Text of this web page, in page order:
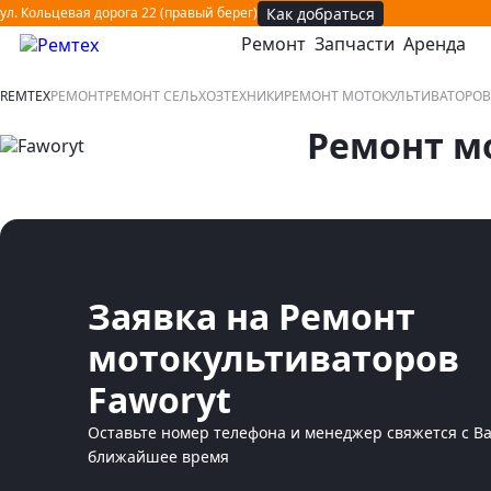
ул. Кольцевая дорога 22 (правый берег) Как добраться
открыть или закрыть навигационное меню
Ремонт Запчасти Аренда
REMTEXРЕМОНТРЕМОНТ СЕЛЬХОЗТЕХНИКИРЕМОНТ МОТОКУЛЬТИВАТОРОВ
Ремонт
Заявка на Ремонт
мотокультиваторов
Faworyt
Оставьте номер телефона и менеджер свяжется с
ближайшее время